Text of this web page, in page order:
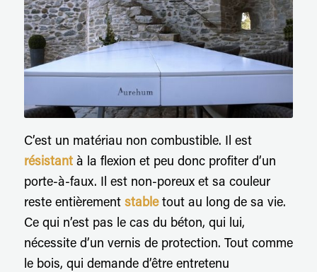
C’est un matériau non combustible. Il est
résistantà la flexion et peu donc profiter d’un
porte-à-faux. Il est non-poreux et sa couleur
reste entièrement stabletout au long de sa vie.
Ce qui n’est pas le cas du béton, qui lui,
nécessite d’un vernis de protection. Tout comme
le bois, qui demande d’être entretenu